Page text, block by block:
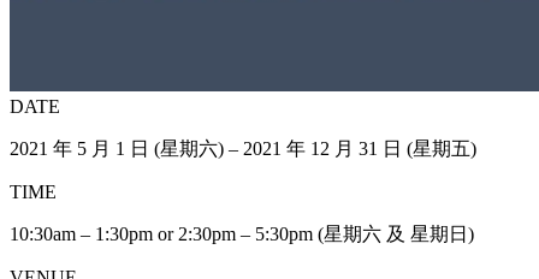
DATE
2021 年 5 月 1 日 (星期六) – 2021 年 12 月 31 日 (星期五)
TIME
10:30am – 1:30pm or 2:30pm – 5:30pm (星期六 及 星期日)